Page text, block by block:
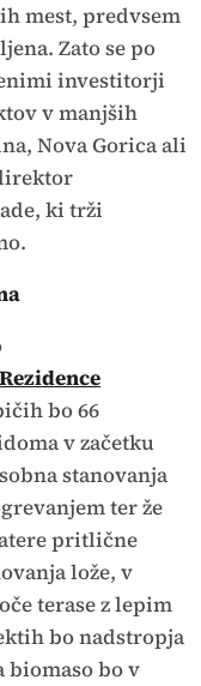
mest, predvsem
Zato se po
investitorji
v manjših
Nova Gorica ali
ki trži
bo 66
v začetku
stanovanja
ter že
pritlične
lože, v
terase z lepim
bo nadstropja
biomaso bo v